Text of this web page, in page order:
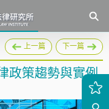
上一篇 下一篇
政策趨勢與實例